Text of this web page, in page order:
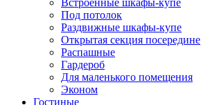
Встроенные шкафы-купе
Под потолок
Раздвижные шкафы-купе
Открытая секция посередине
Распашные
Гардероб
Для маленького помещения
Эконом
Гостиные